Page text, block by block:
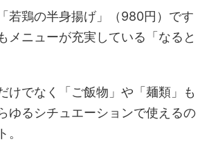
若鶏の半身揚げ」（980円）です
メニューが充実している「なると
けでなく「ご飯物」や「麺類」も
ゆるシチュエーションで使えるの
。